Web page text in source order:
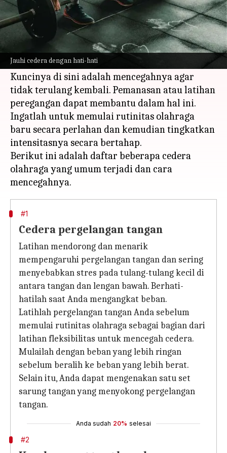
Jauhi cedera dengan hati-hati
Apa ceritanya
Semua orang rentan terhadap cedera. Hal ini
dapat terjadi selama aktivitas sehari-hari,
terutama saat berolahraga.
Kuncinya di sini adalah mencegahnya agar
tidak terulang kembali. Pemanasan atau latihan
peregangan dapat membantu dalam hal ini.
Ingatlah untuk memulai rutinitas olahraga
baru secara perlahan dan kemudian tingkatkan
intensitasnya secara bertahap.
Berikut ini adalah daftar beberapa cedera
olahraga yang umum terjadi dan cara
#1
Cedera pergelangan tangan
Latihan mendorong dan menarik
mempengaruhi pergelangan tangan dan sering
menyebabkan stres pada tulang-tulang kecil di
antara tangan dan lengan bawah. Berhati-
hatilah saat Anda mengangkat beban.
Latihlah pergelangan tangan Anda sebelum
memulai rutinitas olahraga sebagai bagian dari
latihan fleksibilitas untuk mencegah cedera.
Mulailah dengan beban yang lebih ringan
sebelum beralih ke beban yang lebih berat.
Selain itu, Anda dapat mengenakan satu set
sarung tangan yang menyokong pergelangan
tangan.
Anda sudah 20% selesai
#2